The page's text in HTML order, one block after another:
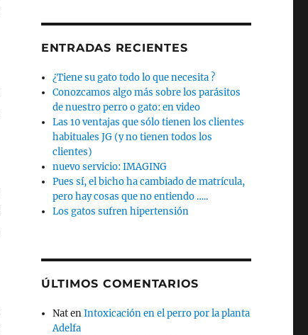
ENTRADAS RECIENTES
¿Tiene su gato todo lo que necesita ?
Conozcamos algo más sobre los parásitos
de nuestro perro o gato: en video
Las 10 ventajas que sólo tienen los clientes
habituales JG (y no tienen todos los
clientes)
nuevo servicio: IMAGING
Pues sí, el bicho ha cambiado de matrícula,
pero hay cosas que no entiendo …..
Los gatos sufren hipertensión
ÚLTIMOS COMENTARIOS
NatenIntoxicación en el perro por la planta
Adelfa